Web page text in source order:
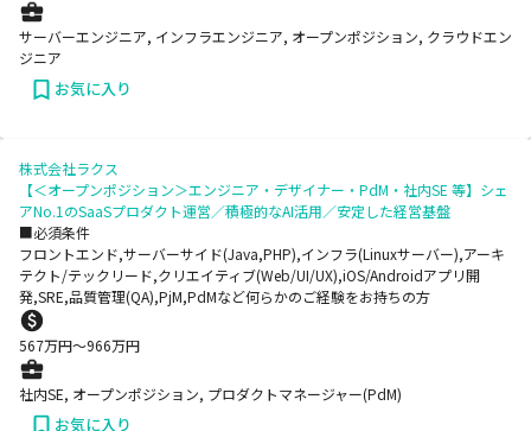
サーバーエンジニア, インフラエンジニア, オープンポジション, クラウドエン
ジニア
お気に入り
株式会社ラクス
【＜オープンポジション＞エンジニア・デザイナー・PdM・社内SE 等】シェ
アNo.1のSaaSプロダクト運営／積極的なAI活用／安定した経営基盤
■必須条件
フロントエンド,サーバーサイド(Java,PHP),インフラ(Linuxサーバー),アーキ
テクト/テックリード,クリエイティブ(Web/UI/UX),iOS/Androidアプリ開
発,SRE,品質管理(QA),PjM,PdMなど何らかのご経験をお持ちの方
567万円〜966万円
社内SE, オープンポジション, プロダクトマネージャー(PdM)
お気に入り